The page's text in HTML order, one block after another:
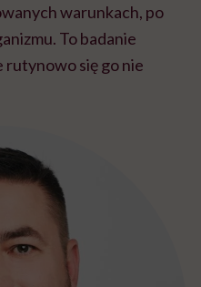
warunkach, po
To badanie
rutynowo się go nie